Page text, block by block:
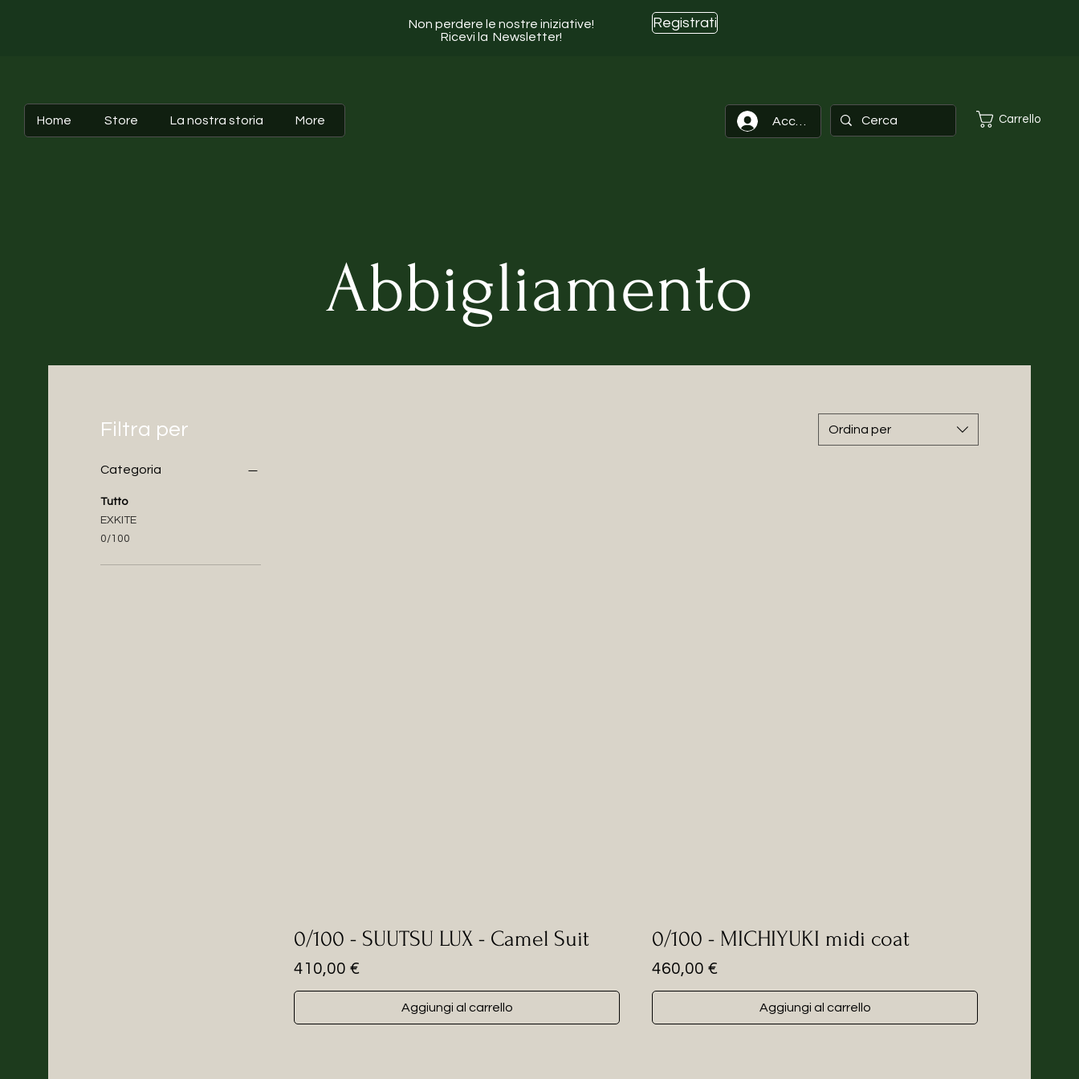
Non perdere le nostre iniziative!
Ricevi la Newsletter!
Registrati
Home Store La nostra storia More Accedi Carrello
Abbigliamento
Filtra per
Categoria
Tutto
EXKITE
0/100
Ordina per
0/100 - SUUTSU LUX - Camel Suit
Prezzo
410,00 €
Aggiungi al carrello
0/100 - MICHIYUKI midi coat
Prezzo
460,00 €
Aggiungi al carrello